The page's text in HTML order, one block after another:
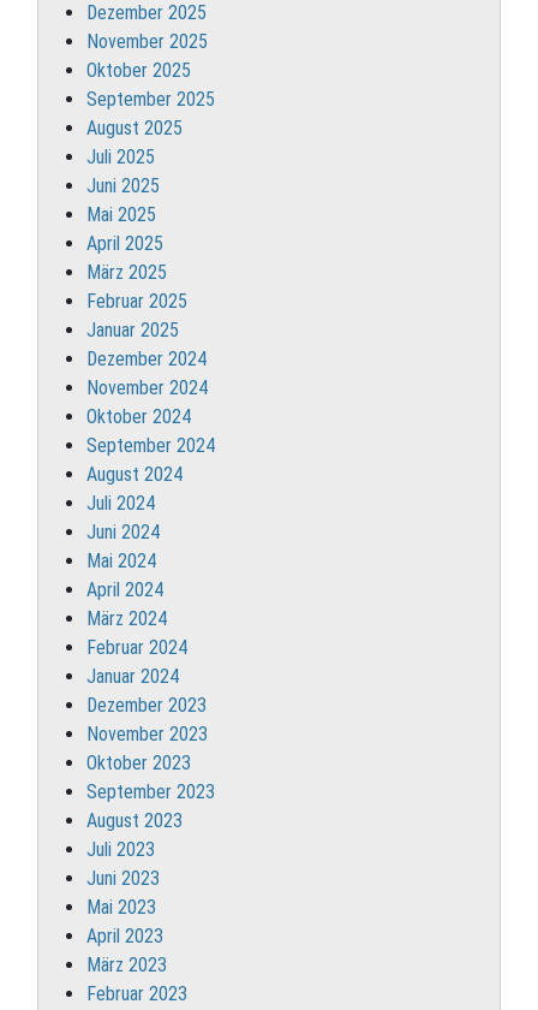
Dezember 2025
November 2025
Oktober 2025
September 2025
August 2025
Juli 2025
Juni 2025
Mai 2025
April 2025
März 2025
Februar 2025
Januar 2025
Dezember 2024
November 2024
Oktober 2024
September 2024
August 2024
Juli 2024
Juni 2024
Mai 2024
April 2024
März 2024
Februar 2024
Januar 2024
Dezember 2023
November 2023
Oktober 2023
September 2023
August 2023
Juli 2023
Juni 2023
Mai 2023
April 2023
März 2023
Februar 2023